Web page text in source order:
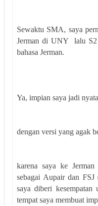
Sewaktu SMA, saya
Jerman di UNY lalu S2
bahasa Jerman.
Ya, impian saya jadi
dengan versi yang agak
karena saya ke
sebagai Aupair dan
saya diberi
tempat saya membuat